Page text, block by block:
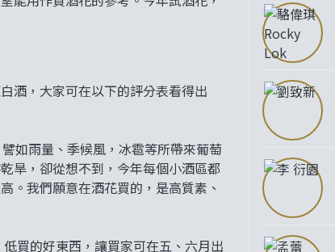
酒，大家可在以下的評分表看得出
如雨量、季候風，冰雹等所帶來葡萄
旱，卻從想不到，今年每個小酒區都
。我們願意在酒花買的，是高質素、
買的好東西，讓買家可在五、六月出